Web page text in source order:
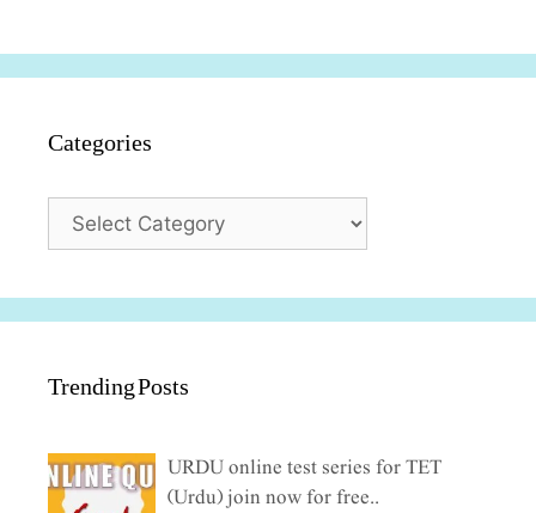
Categories
Trending Posts
URDU online test series for TET
(Urdu) join now for free..